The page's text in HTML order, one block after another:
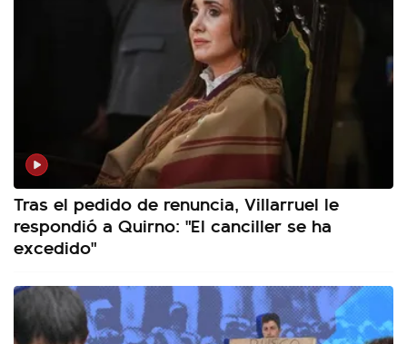
Tras el pedido de renuncia, Villarruel le
respondió a Quirno: "El canciller se ha
excedido"